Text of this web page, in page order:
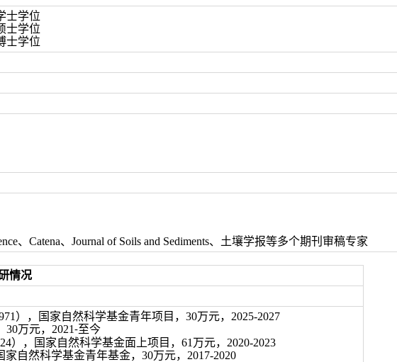
士学位
士学位
士学位
、 Catena、 Journal of Soils and Sediments、土壤学报等多个期刊审稿专家
情况
），国家自然科学基金青年项目， 30万元， 2025-2027
30万元， 2021-至今
），国家自然科学基金面上项目，61 万元，2020-2023
家自然科学基金青年基金，30万元，201 7-2020